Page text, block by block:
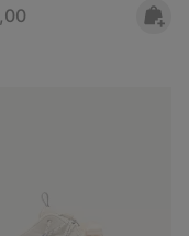
price: